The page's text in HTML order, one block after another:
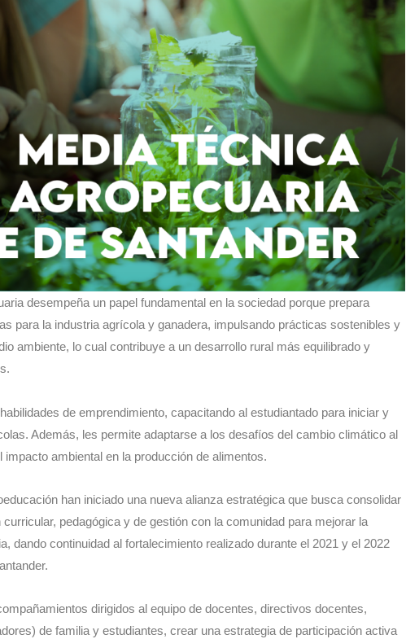
desempeña un papel fundamental en la sociedad porque prepara
para la industria agrícola y ganadera, impulsando prácticas sostenibles y
ambiente, lo cual contribuye a un desarrollo rural más equilibrado y
de emprendimiento, capacitando al estudiantado para iniciar y
Además, les permite adaptarse a los desafíos del cambio climático al
ambiental en la producción de alimentos.
han iniciado una nueva alianza estratégica que busca consolidar
pedagógica y de gestión con la comunidad para mejorar la
dando continuidad al fortalecimiento realizado durante el 2021 y el 2022
dirigidos al equipo de docentes, directivos docentes,
de familia y estudiantes, crear una estrategia de participación activa